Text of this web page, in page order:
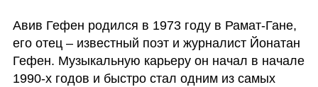
Авив Гефен родился в 1973 году в Рамат-Гане,
его отец – известный поэт и журналист Йонатан
Гефен. Музыкальную карьеру он начал в начале
1990-х годов и быстро стал одним из самых